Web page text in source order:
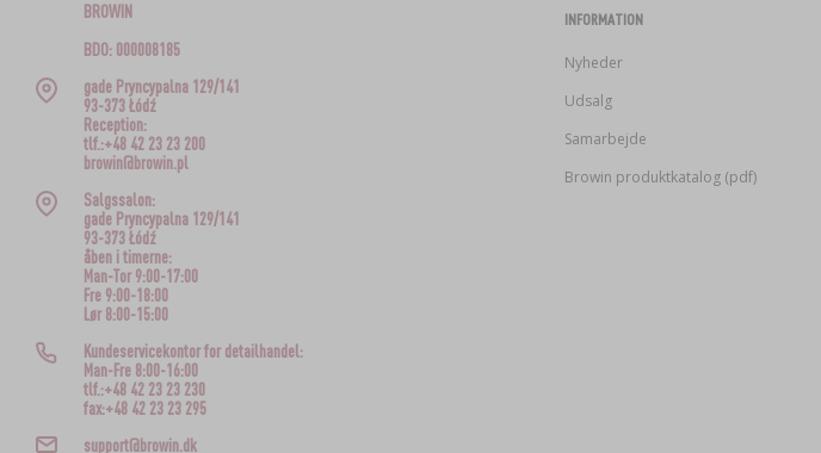
BROWIN
BDO: 000008185
gade Pryncypalna 129/141
93-373 Łódź
Reception:
tlf.:+48 42 23 23 200
browin@browin.pl
Salgssalon:
gade Pryncypalna 129/141
93-373 Łódź
åben i timerne:
Man-Tor 9:00-17:00
Fre 9:00-18:00
Lør 8:00-15:00
Kundeservicekontor for detailhandel:
Man-Fre 8:00-16:00
tlf.:+48 42 23 23 230
fax:+48 42 23 23 295
support@browin.dk
INFORMATION
Nyheder
Udsalg
Samarbejde
Browin produktkatalog (pdf)